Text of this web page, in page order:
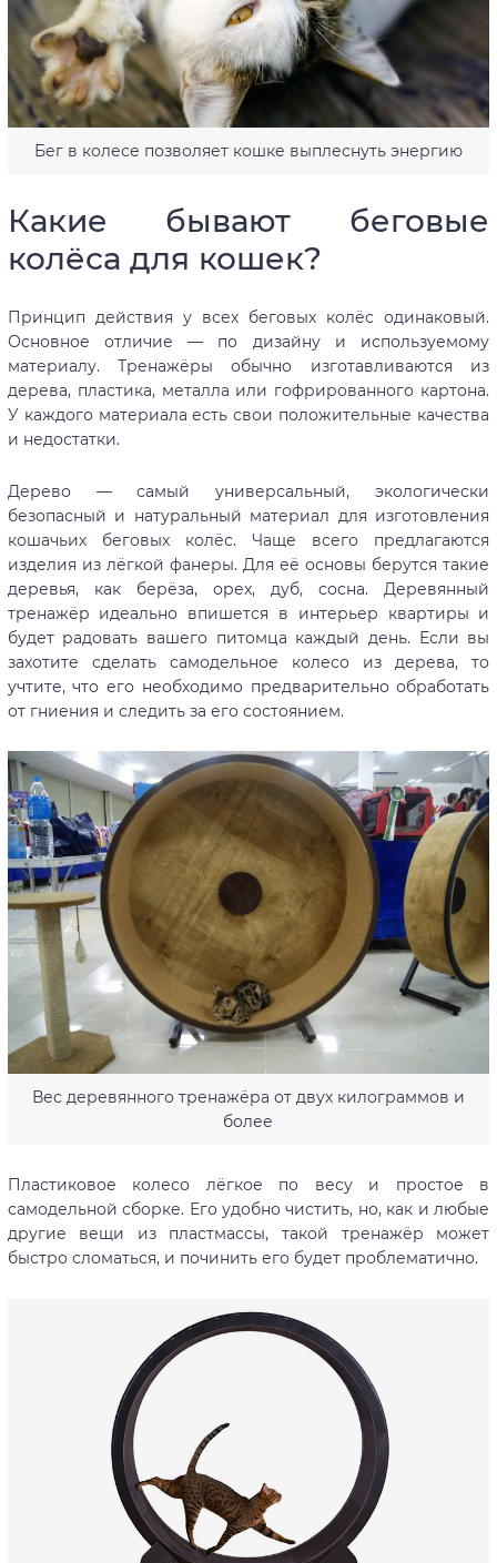
Бег в колесе позволяет кошке выплеснуть энергию
Какие бывают беговые
колёса для кошек?
Принцип действия у всех беговых колёс одинаковый.
Основное отличие — по дизайну и используемому
материалу. Тренажёры обычно изготавливаются из
дерева, пластика, металла или гофрированного картона.
У каждого материала есть свои положительные качества
и недостатки.
Дерево — самый универсальный, экологически
безопасный и натуральный материал для изготовления
кошачьих беговых колёс. Чаще всего предлагаются
изделия из лёгкой фанеры. Для её основы берутся такие
деревья, как берёза, орех, дуб, сосна. Деревянный
тренажёр идеально впишется в интерьер квартиры и
будет радовать вашего питомца каждый день. Если вы
захотите сделать самодельное колесо из дерева, то
учтите, что его необходимо предварительно обработать
от гниения и следить за его состоянием.
Вес деревянного тренажёра от двух килограммов и
более
Пластиковое колесо лёгкое по весу и простое в
самодельной сборке. Его удобно чистить, но, как и любые
другие вещи из пластмассы, такой тренажёр может
быстро сломаться, и починить его будет проблематично.